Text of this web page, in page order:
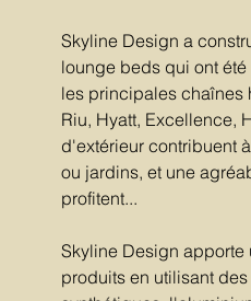
Skyline Design a
lounge beds qui ont
les principales chaînes
Riu, Hyatt, Excellence,
d'extérieur contribuent
ou jardins, et une
profitent...
Skyline Design
produits en utilisant